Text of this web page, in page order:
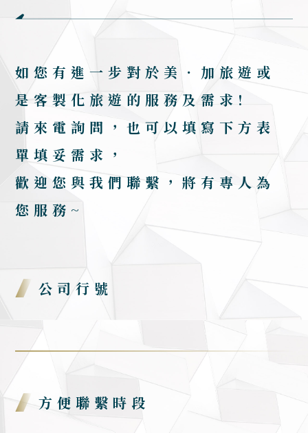
如您有進一步對於美．加旅遊或
是客製化旅遊的服務及需求!
請來電詢問，也可以填寫下方表
單填妥需求，
歡迎您與我們聯繫，將有專人為
您服務~
公司行號
方便聯繫時段